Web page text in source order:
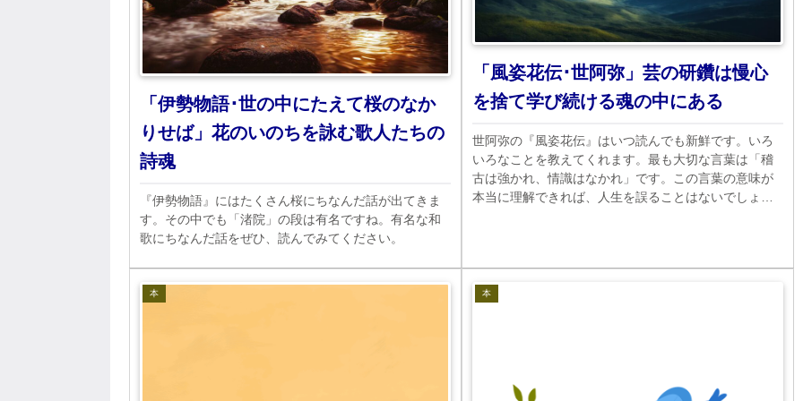
「伊勢物語･世の中にたえて桜のなか
りせば」花のいのちを詠む歌人たちの
詩魂
『伊勢物語』にはたくさん桜にちなんだ話が出てきま
す。その中でも「渚院」の段は有名ですね。有名な和
歌にちなんだ話をぜひ、読んでみてください。
「風姿花伝･世阿弥」芸の研鑽は慢心
を捨て学び続ける魂の中にある
世阿弥の『風姿花伝』はいつ読んでも新鮮です。いろ
いろなことを教えてくれます。最も大切な言葉は「稽
古は強かれ、情識はなかれ」です。この言葉の意味が
本当に理解できれば、人生を誤ることはないでしょ
本 本